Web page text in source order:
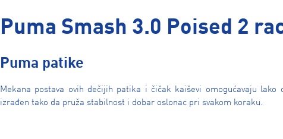
Puma Smash 3.0 Poised 2
Puma patike
Mekana postava ovih dečijih patika i čičak kaiševi omogućavaju
izrađen tako da pruža stabilnost i dobar oslonac pri svakom koraku.